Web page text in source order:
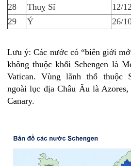
28
Thuỵ Sĩ
12/
29
Ý 26/
Lưu ý: Các nước có “biên giới
không thuộc khối Schengen là
Vatican. Vùng lãnh thổ thuộc
ngoài lục địa Châu Âu là
Canary.